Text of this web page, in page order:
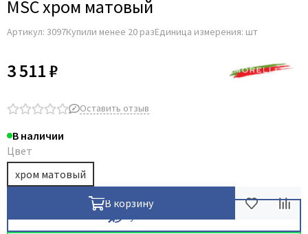
Archie
Armadillo
Belwooddoors
Bravo
Bussare
Comaglio
Comit
Dircode
MSC хром матовый
Артикул: 3097Купили менее 20 разЕдиница измерения: шт
3 511 ₽
Оставить отзыв
В наличии
Цвет
хром матовый
В корзину